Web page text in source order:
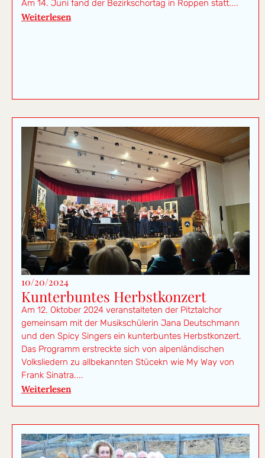
Am 14. Juni fand der Bezirkschortag in Roppen statt....
Weiterlesen
10/20/2024
Kunterbuntes Herbstkonzert
Am 12. Oktober 2024 veranstalteten der Pitztalchor
gemeinsam mit der Musikschülerin Jana Deutschmann
und den Spicy Singers ein kunterbuntes Herbstkonzert.
Das Programm erstreckte sich von alpenländischen
Volksliedern zu allbekannten Stücekn wie My Way von
Frank Sinatra....
Weiterlesen